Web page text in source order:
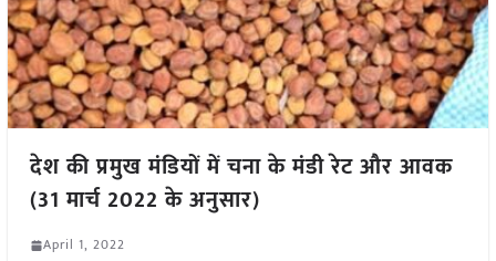
देश की प्रमुख मंडियों में चना के मंडी रेट और आवक
(31 मार्च 2022 के अनुसार)
April 1, 2022